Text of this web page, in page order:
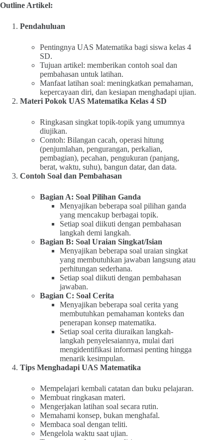
Outline Artikel:
Pendahuluan
Pentingnya UAS Matematika bagi siswa kelas 4
SD.
Tujuan artikel: memberikan contoh soal dan
pembahasan untuk latihan.
Manfaat latihan soal: meningkatkan pemahaman,
kepercayaan diri, dan kesiapan menghadapi ujian.
Materi Pokok UAS Matematika Kelas 4 SD
Ringkasan singkat topik-topik yang umumnya
diujikan.
Contoh: Bilangan cacah, operasi hitung
(penjumlahan, pengurangan, perkalian,
pembagian), pecahan, pengukuran (panjang,
berat, waktu, suhu), bangun datar, dan data.
Contoh Soal dan Pembahasan
Bagian A: Soal Pilihan Ganda
Menyajikan beberapa soal pilihan ganda
yang mencakup berbagai topik.
Setiap soal diikuti dengan pembahasan
langkah demi langkah.
Bagian B: Soal Uraian Singkat/Isian
Menyajikan beberapa soal uraian singkat
yang membutuhkan jawaban langsung atau
perhitungan sederhana.
Setiap soal diikuti dengan pembahasan
jawaban.
Bagian C: Soal Cerita
Menyajikan beberapa soal cerita yang
membutuhkan pemahaman konteks dan
penerapan konsep matematika.
Setiap soal cerita diuraikan langkah-
langkah penyelesaiannya, mulai dari
mengidentifikasi informasi penting hingga
menarik kesimpulan.
Tips Menghadapi UAS Matematika
Mempelajari kembali catatan dan buku pelajaran.
Membuat ringkasan materi.
Mengerjakan latihan soal secara rutin.
Memahami konsep, bukan menghafal.
Membaca soal dengan teliti.
Mengelola waktu saat ujian.